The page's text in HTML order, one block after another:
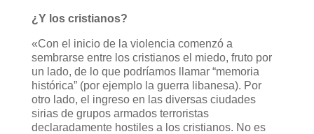
¿Y los cristianos?
«Con el inicio de la violencia comenzó a
sembrarse entre los cristianos el miedo, fruto por
un lado, de lo que podríamos llamar “memoria
histórica” (por ejemplo la guerra libanesa). Por
otro lado, el ingreso en las diversas ciudades
sirias de grupos armados terroristas
declaradamente hostiles a los cristianos. No es